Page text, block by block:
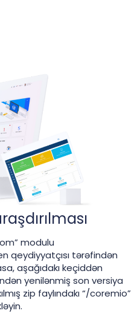
modulu
qeydiyyatçısı tərəfindən
aşağıdakı keçiddən
yenilənmiş son versiya
zip faylındakı “/coremio”